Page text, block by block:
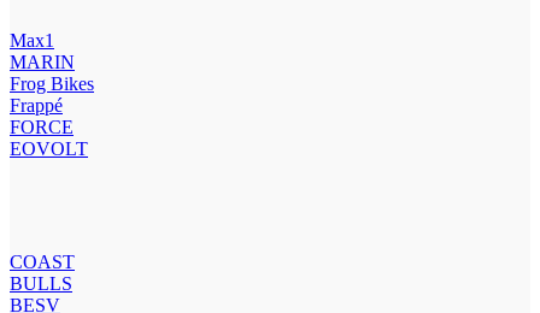
Max1
MARIN
Frog Bikes
Frappé
FORCE
EOVOLT
COAST
BULLS
BESV